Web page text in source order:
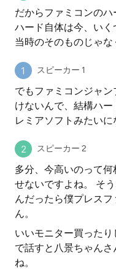
だからファミコンの
ハード自体は今、いく
当時のそのものじゃな
スピーカー 1
でもファミコンジャ
けないんで、結構ハ
レミアソフトみたいに
スピーカー 2
多分、今高いのって
せないですよね。 そ
んだったら僕プレス
ん。
いいモニター買った
で話すと八景ちゃん
ね。